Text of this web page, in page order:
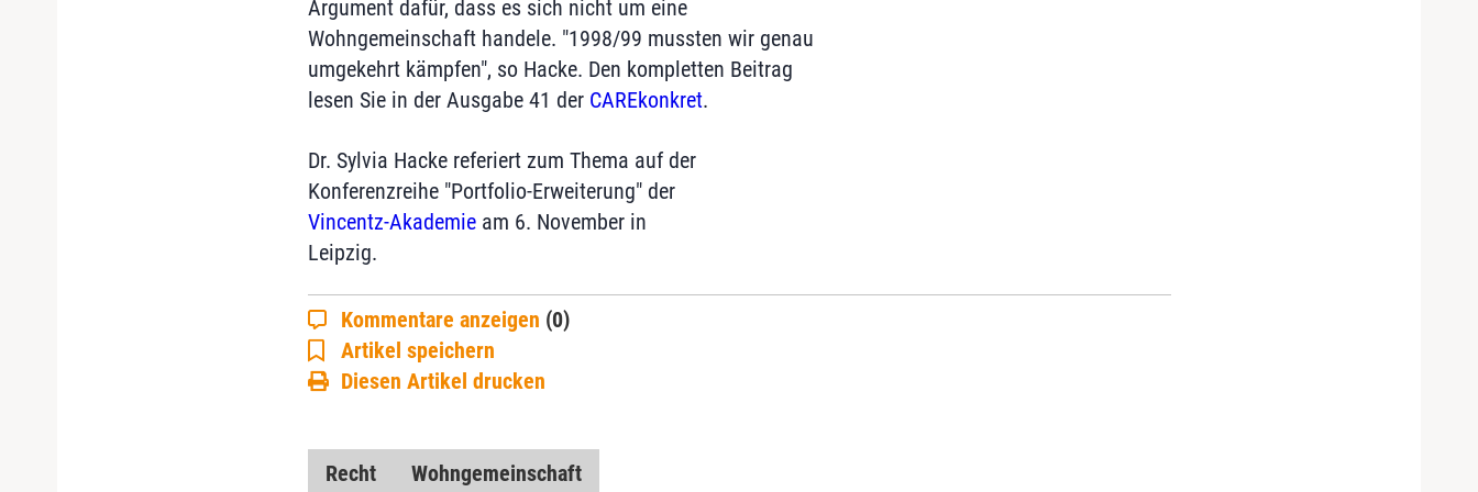
Argument dafür, dass es sich nicht um eine
Wohngemeinschaft handele. "1998/99 mussten wir genau
umgekehrt kämpfen", so Hacke. Den kompletten Beitrag
lesen Sie in der Ausgabe 41 der CAREkonkret.
Dr. Sylvia Hacke referiert zum Thema auf der
Konferenzreihe "Portfolio-Erweiterung" der
Vincentz-Akademieam 6. November in
Leipzig.
Kommentare anzeigen (0)
Artikel speichern
Diesen Artikel drucken
Recht Wohngemeinschaft